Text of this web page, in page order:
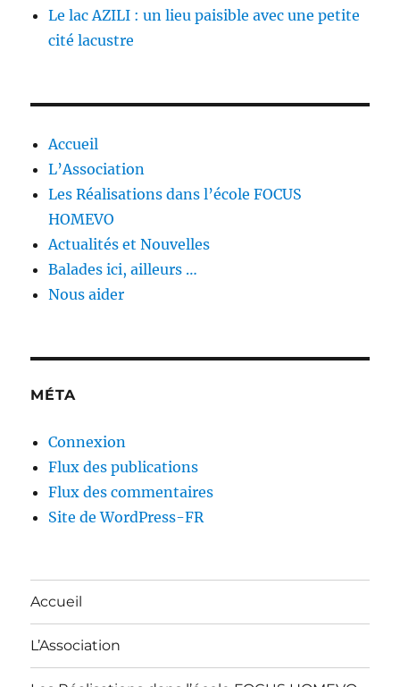
Le lac AZILI : un lieu paisible avec une petite
cité lacustre
Accueil
L’Association
Les Réalisations dans l’école FOCUS
HOMEVO
Actualités et Nouvelles
Balades ici, ailleurs …
Nous aider
MÉTA
Connexion
Flux des publications
Flux des commentaires
Site de WordPress-FR
Accueil
L’Association